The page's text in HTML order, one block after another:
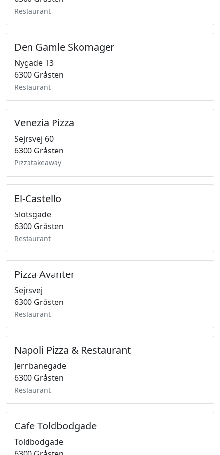
Restaurant
Den Gamle Skomager
Nygade 13
6300 Gråsten
Restaurant
Venezia Pizza
Sejrsvej 60
6300 Gråsten
Pizzatakeaway
El-Castello
Slotsgade
6300 Gråsten
Restaurant
Pizza Avanter
Sejrsvej
6300 Gråsten
Restaurant
Napoli Pizza & Restaurant
Jernbanegade
6300 Gråsten
Restaurant
Cafe Toldbodgade
Toldbodgade